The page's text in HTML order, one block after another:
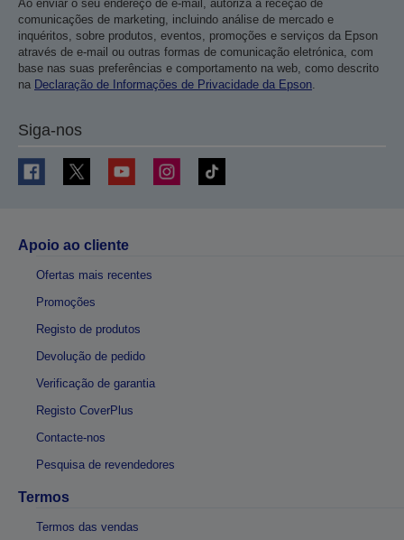
Ao enviar o seu endereço de e-mail, autoriza a receção de
comunicações de marketing, incluindo análise de mercado e
inquéritos, sobre produtos, eventos, promoções e serviços da Epson
através de e-mail ou outras formas de comunicação eletrónica, com
base nas suas preferências e comportamento na web, como descrito
na Declaração de Informações de Privacidade da Epson.
Siga-nos
Apoio ao cliente
Ofertas mais recentes
Promoções
Registo de produtos
Devolução de pedido
Verificação de garantia
Registo CoverPlus
Contacte-nos
Pesquisa de revendedores
Termos
Termos das vendas